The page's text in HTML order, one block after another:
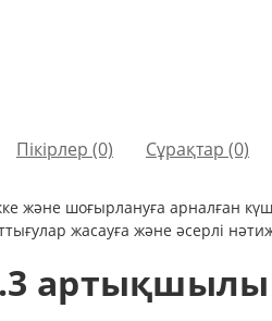
Пікірлер (0) Сұрақтар (0)
және шоғырлануға арналған
жасауға және әсерлі